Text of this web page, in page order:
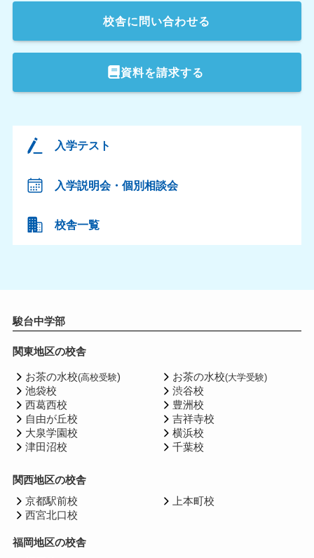
校舎に問い合わせる
資料を請求する
入学テスト
入学説明会・個別相談会
校舎一覧
駿台中学部
関東地区の校舎
お茶の水校(高校受験)
池袋校
西葛西校
自由が丘校
大泉学園校
津田沼校
お茶の水校(大学受験)
渋谷校
豊洲校
吉祥寺校
横浜校
千葉校
関西地区の校舎
京都駅前校
西宮北口校
上本町校
福岡地区の校舎